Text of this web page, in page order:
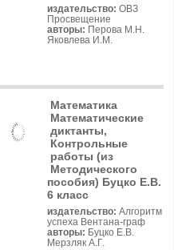
издательство: ОВЗ
Просвещение
авторы: Перова М.Н.
Яковлева И.М.
Математика
Математические
диктанты,
Контрольные
работы (из
Методического
пособия) Буцко Е.В.
6 класс
издательство: Алгоритм
успеха Вентана-граф
авторы: Буцко Е.В.
Мерзляк А.Г.